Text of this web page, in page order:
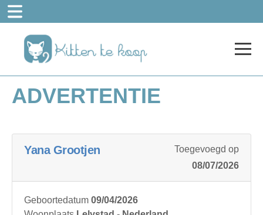
ADVERTENTIE
Yana Grootjen
Toegevoegd op
08/07/2026
Geboortedatum 09/04/2026